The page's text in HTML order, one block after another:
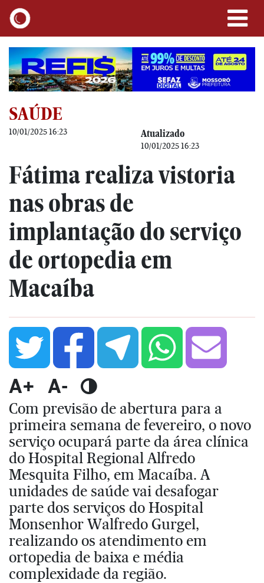
SAÚDE
10/01/2025 16:23 Atualizado
10/01/2025 16:23
Fátima realiza vistoria
nas obras de
implantação do serviço
de ortopedia em
Macaíba
A+ A-
Com previsão de abertura para a
primeira semana de fevereiro, o novo
serviço ocupará parte da área clínica
do Hospital Regional Alfredo
Mesquita Filho, em Macaíba. A
unidades de saúde vai desafogar
parte dos serviços do Hospital
Monsenhor Walfredo Gurgel,
realizando os atendimento em
ortopedia de baixa e média
complexidade da região.